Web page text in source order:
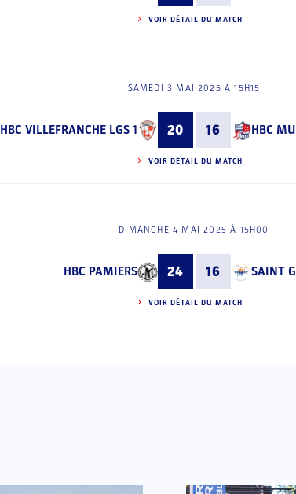
VOIR DÉTAIL DU MATCH
SAMEDI 3 MAI 2025 À 15H15
HBC VILLEFRANCHE LGS 1 20 16 HBC
VOIR DÉTAIL DU MATCH
DIMANCHE 4 MAI 2025 À 15H00
HBC PAMIERS 24 16 SAINT
VOIR DÉTAIL DU MATCH